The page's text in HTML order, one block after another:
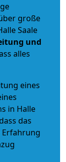
große
Saale
und
alles
eines
in Halle
das